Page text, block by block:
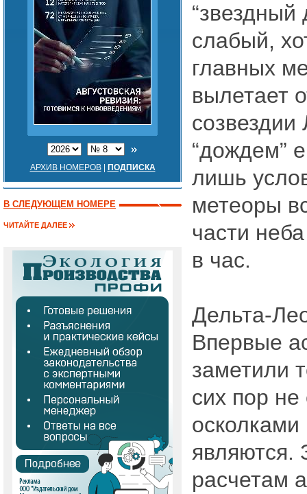
АРХИВ НОМЕРОВ| ПОДПИСКА
В СЛЕДУЮЩЕМ НОМЕРЕ
ЧИТАЙТЕ ДАЛЕЕ
“звездный
слабый,
главных
вылетает
созвездии
“дождем”
лишь
метеоры
части
в час.
Дельта-
Впервые
заметили
сих пор
являются.
расчетам